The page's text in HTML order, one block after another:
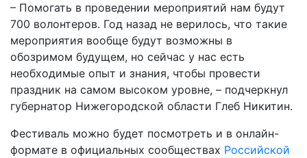
– Помогать в проведении мероприятий нам будут
700 волонтеров. Год назад не верилось, что такие
мероприятия вообще будут возможны в
обозримом будущем, но сейчас у нас есть
необходимые опыт и знания, чтобы провести
праздник на самом высоком уровне, – подчеркнул
губернатор Нижегородской области Глеб Никитин.
Фестиваль можно будет посмотреть и в онлайн-
формате в официальных сообществах Российской